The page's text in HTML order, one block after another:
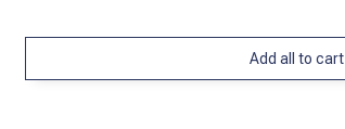
Add all to cart